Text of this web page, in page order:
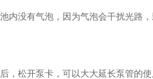
没有气泡，因为气泡会干扰光路，
松开泵卡，可以大大延长泵管的使